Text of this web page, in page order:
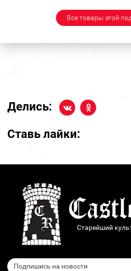
Все товары этой
Делись:
Ставь лайки:
Старейший